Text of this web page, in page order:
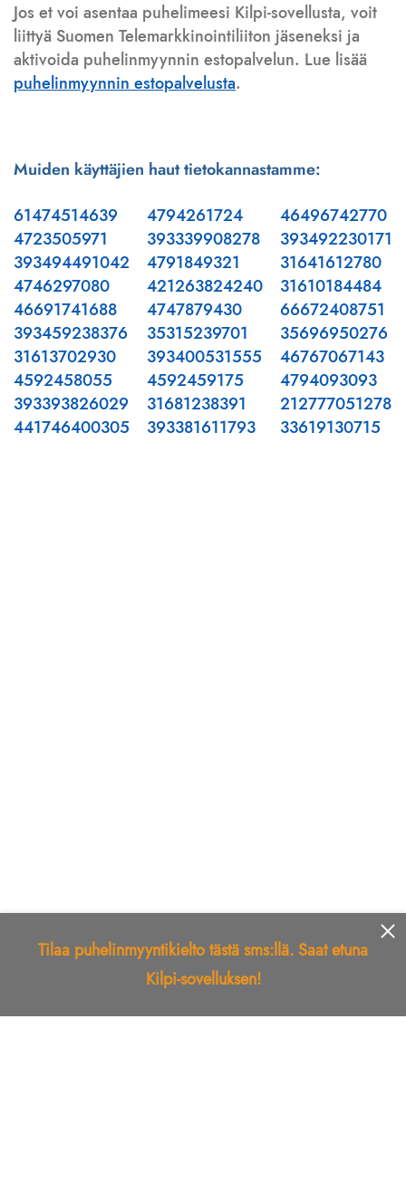
Jos et voi asentaa puhelimeesi Kilpi-sovellusta, voit
liittyä Suomen Telemarkkinointiliiton jäseneksi ja
aktivoida puhelinmyynnin estopalvelun. Lue lisää
puhelinmyynnin estopalvelusta.
Muiden käyttäjien haut tietokannastamme:
61474514639
4723505971
393494491042
4746297080
46691741688
393459238376
31613702930
4592458055
393393826029
441746400305
4794261724
393339908278
4791849321
421263824240
4747879430
35315239701
393400531555
4592459175
31681238391
393381611793
46496742770
393492230171
31641612780
31610184484
66672408751
35696950276
46767067143
4794093093
212777051278
33619130715
Tilaa puhelinmyyntikielto tästä sms:llä. Saat etuna
Kilpi-sovelluksen!